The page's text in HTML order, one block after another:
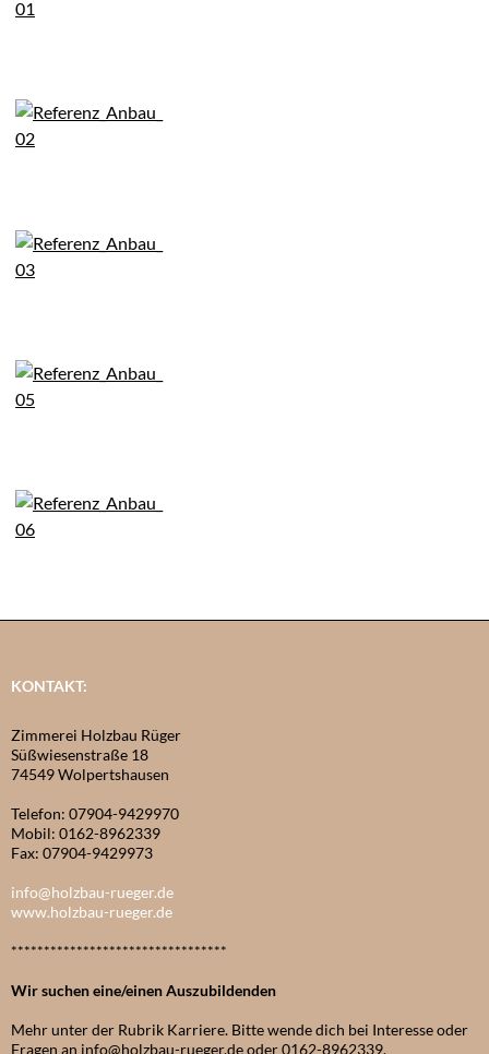
KONTAKT:
Zimmerei Holzbau Rüger
Süßwiesenstraße 18
74549 Wolpertshausen
Telefon: 07904-9429970
Mobil: 0162-8962339
Fax: 07904-9429973
info@holzbau-rueger.de
www.holzbau-rueger.de
*********************************
Wir suchen eine/einen Auszubildenden
Mehr unter der Rubrik Karriere. Bitte wende dich bei Interesse oder
Fragen an info@holzbau-rueger.de oder 0162-8962339.